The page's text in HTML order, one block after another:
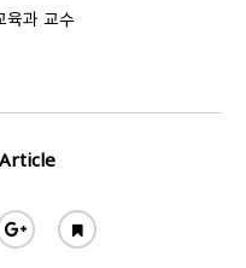
육과 교수